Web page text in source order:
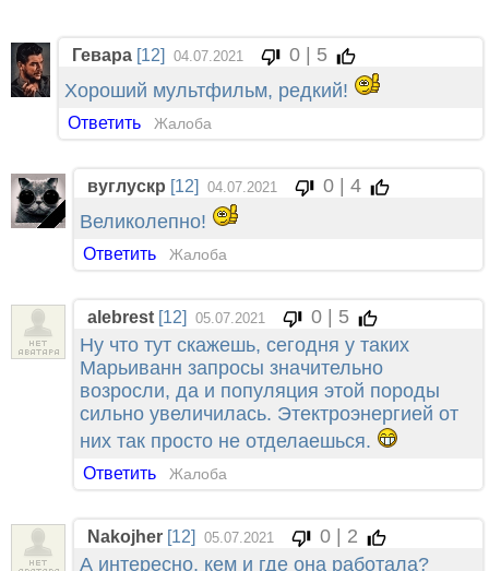
Гевара [12] 04.07.2021
0 | 5
Хороший мультфильм, редкий!
Ответить Жалоба
вуглускр [12] 04.07.2021
0 | 4
Великолепно!
Ответить Жалоба
alebrest [12] 05.07.2021
0 | 5
Ну что тут скажешь, сегодня у таких
Марьиванн запросы значительно
возросли, да и популяция этой породы
сильно увеличилась. Этектроэнергией от
них так просто не отделаешься.
Ответить Жалоба
Nakojher [12] 05.07.2021
0 | 2
А интересно, кем и где она работала?